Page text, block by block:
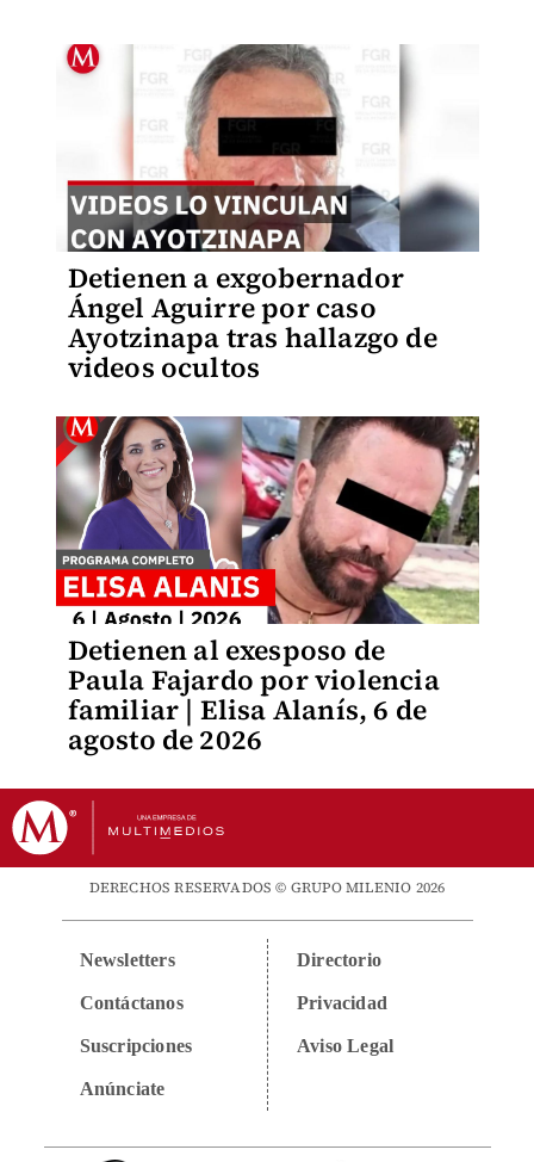
Detienen a exgobernador
Ángel Aguirre por caso
Ayotzinapa tras hallazgo de
videos ocultos
Detienen al exesposo de
Paula Fajardo por violencia
familiar | Elisa Alanís, 6 de
agosto de 2026
DERECHOS RESERVADOS © GRUPO MILENIO 2026
Newsletters
Contáctanos
Suscripciones
Anúnciate
Directorio
Privacidad
Aviso Legal